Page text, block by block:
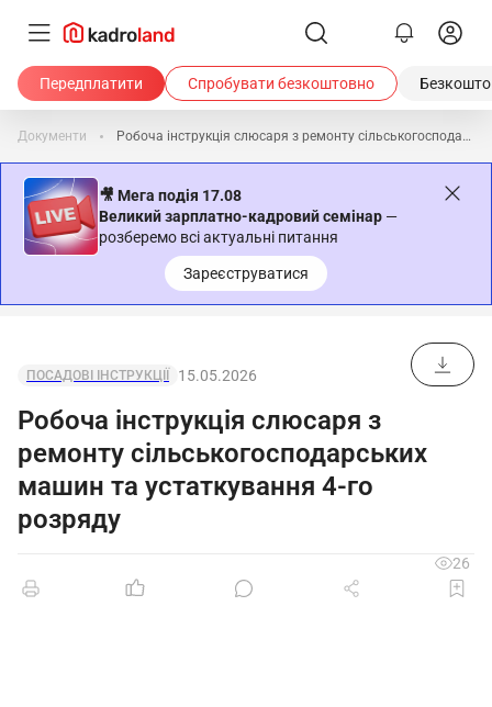
Передплатити Спробувати безкоштовно
Документи Робоча інструкція слюсаря з ремонту сільськогосподарських машин та устаткування 4-го розряду
🎥 Мега подія 17.08
Великий зарплатно-кадровий семінар —
розберемо всі актуальні питання
Зареєструватися
ПОСАДОВІ ІНСТРУКЦІЇ 15.05.2026
Робоча інструкція слюсаря з
ремонту сільськогосподарських
машин та устаткування 4-го
розряду
26